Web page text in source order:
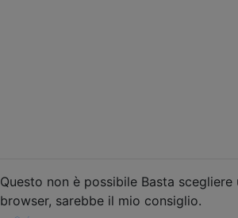
Questo non è possibile Basta scegliere
browser, sarebbe il mio consiglio.